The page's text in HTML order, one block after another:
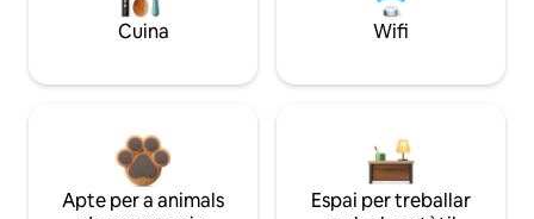
Cuina Wifi
Apte per a animals
Espai per treballar